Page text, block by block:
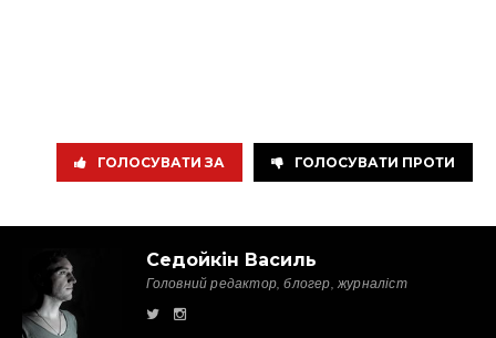
ГОЛОСУВАТИ ЗА ГОЛОСУВАТИ ПРОТИ
Седойкін Василь
Головний редактор, блогер, журналіст